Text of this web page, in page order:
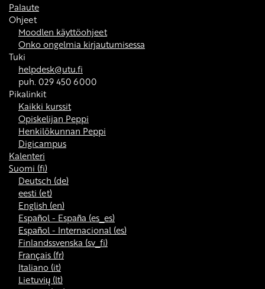
Palaute
Ohjeet
Moodlen käyttöohjeet
Onko ongelmia kirjautumisessa
Tuki
helpdesk@utu.fi
puh. 029 450 6000
Pikalinkit
Kaikki kurssit
Opiskelijan Peppi
Henkilökunnan Peppi
Digicampus
Kalenteri
Suomi ‎(fi)‎
Deutsch ‎(de)‎
eesti ‎(et)‎
English ‎(en)‎
Español - España ‎(es_es)‎
Español - Internacional ‎(es)‎
Finlandssvenska ‎(sv_fi)‎
Français ‎(fr)‎
Italiano ‎(it)‎
Lietuvių ‎(lt)‎